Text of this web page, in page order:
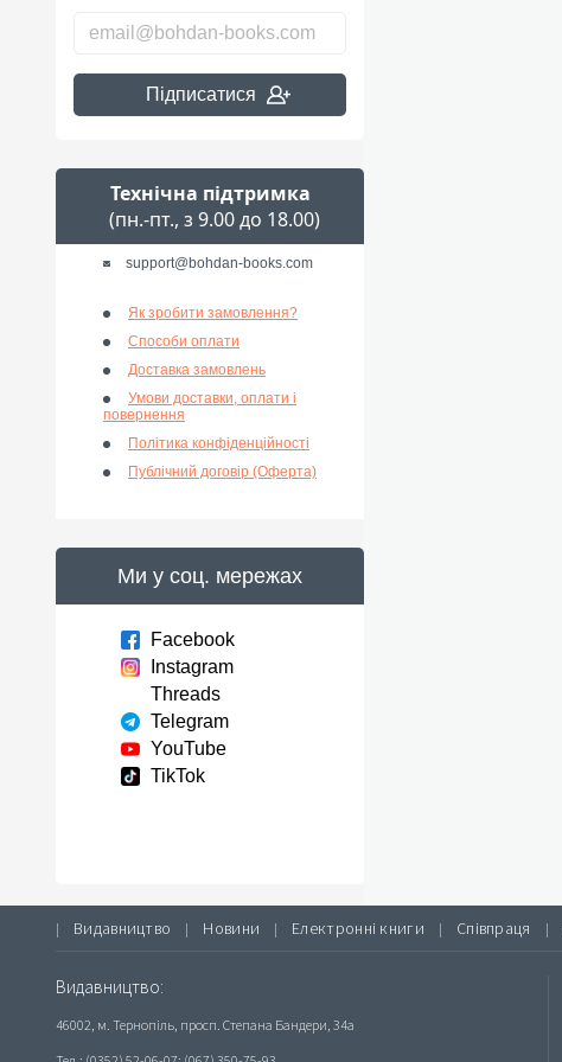
Підписатися
Технічна підтримка
(пн.-пт., з 9.00 до 18.00)
support@bohdan-books.com
Як зробити замовлення?
Способи оплати
Доставка замовлень
Умови доставки, оплати і
повернення
Політика конфіденційності
Публічний договір (Оферта)
Ми у соц. мережах
Facebook
Instagram
Threads
Telegram
YouTube
TikTok
| Видавництво | Новини | Електронні книги | Співпраця |
Видавництво:
46002, м. Тернопіль, просп. Степана Бандери, 34а